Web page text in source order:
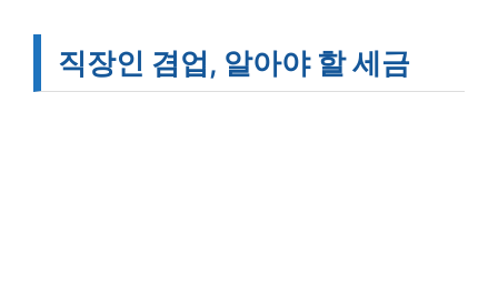
직장인 겸업, 알아야 할 세금